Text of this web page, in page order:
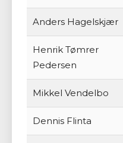
Anders Hagelskjær
Henrik Tømrer
Pedersen
Mikkel Vendelbo
Dennis Flinta